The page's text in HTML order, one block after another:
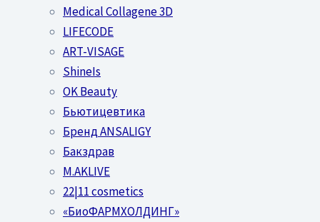
Medical Collagene 3D
LIFECODE
ART-VISAGE
ShineIs
OK Beauty
Бьютицевтика
Бренд ANSALIGY
Бакздрав
M.AKLIVE
22|11 cosmetics
«БиоФАРМХОЛДИНГ»